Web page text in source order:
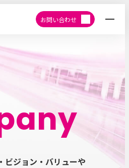
お問い合わせ
ビジョン・バリューや